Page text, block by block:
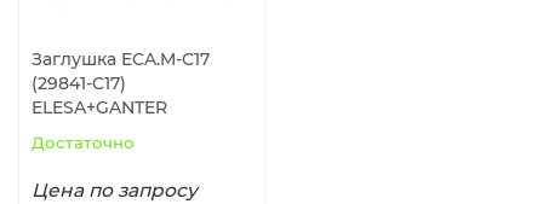
Заглушка ECA.M-C17
(29841-C17)
ELESA+GANTER
Достаточно
Цена по запросу